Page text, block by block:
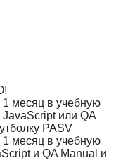
1 месяц в учебную
JavaScript или QA
PASV
1 месяц в учебную
и QA Manual и